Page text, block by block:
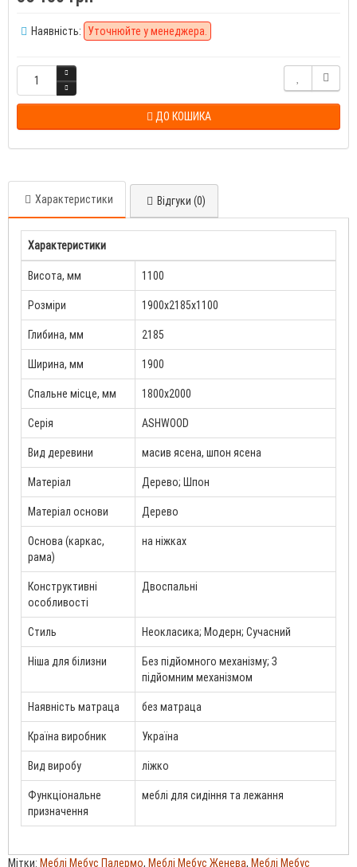
Наявність: Уточнюйте у менеджера.
ДО КОШИКА
Характеристики Відгуки (0)
Характеристики
Висота, мм 1100
Розміри 1900x2185x1100
Глибина, мм 2185
Ширина, мм 1900
Спальне місце, мм 1800x2000
Серія ASHWOOD
Вид деревини масив ясена, шпон ясена
Матеріал Дерево; Шпон
Матеріал основи Дерево
Основа (каркас,
рама)
на ніжках
Конструктивні
особливості
Двоспальні
Стиль Неокласика; Модерн; Сучасний
Ніша для білизни
Без підйомного механізму; З
підйомним механізмом
Наявність матраца без матраца
Країна виробник Україна
Вид виробу ліжко
Функціональне
призначення
меблі для сидіння та лежання
Мітки: Меблі Мебус Палермо, Меблі Мебус Женева, Меблі Мебус